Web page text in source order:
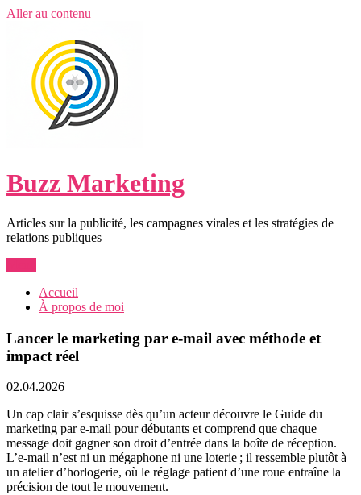
Aller au contenu
Buzz Marketing
Articles sur la publicité, les campagnes virales et les stratégies de
relations publiques
Accueil
À propos de moi
Lancer le marketing par e-mail avec méthode et
impact réel
02.04.2026
Un cap clair s’esquisse dès qu’un acteur découvre le Guide du
marketing par e-mail pour débutants et comprend que chaque
message doit gagner son droit d’entrée dans la boîte de réception.
L’e-mail n’est ni un mégaphone ni une loterie ; il ressemble plutôt à
un atelier d’horlogerie, où le réglage patient d’une roue entraîne la
précision de tout le mouvement.